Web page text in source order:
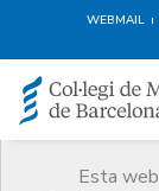
WEBMAIL
Esta